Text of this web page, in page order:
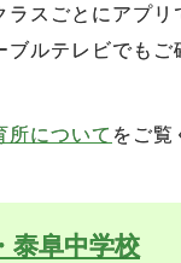
スごとにアプリ
ルテレビでもご
所について をご覧
泰阜中学校